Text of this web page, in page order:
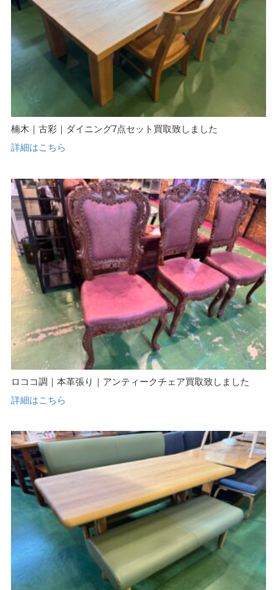
楠木｜古彩｜ダイニング7点セット買取致しました
詳細はこちら
ロココ調｜本革張り｜アンティークチェア買取致しました
詳細はこちら